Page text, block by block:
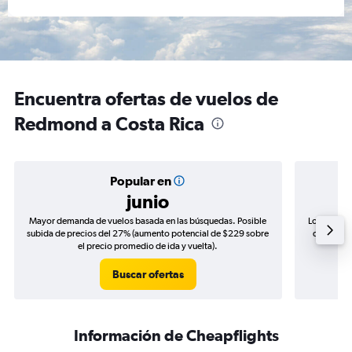
Encuentra ofertas de vuelos de
Redmond a Costa Rica
Popular en
junio
Mayor demanda de vuelos basada en las búsquedas. Posible
subida de precios del 27% (aumento potencial de $229 sobre
el precio promedio de ida y vuelta).
Buscar ofertas
Los
de
Información de Cheapflights